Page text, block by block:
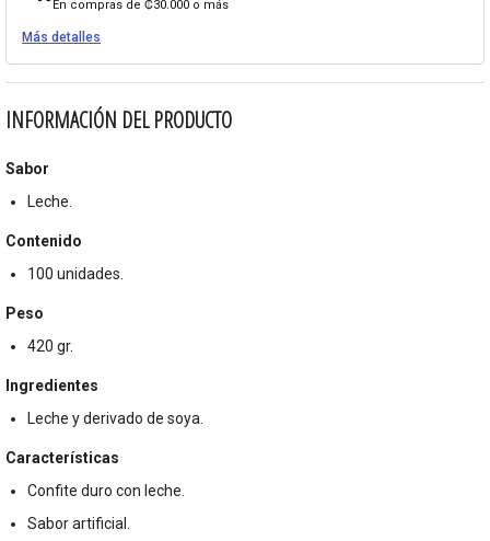
En compras de ₡30.000 o más
Más detalles
INFORMACIÓN DEL PRODUCTO
Sabor
Leche.
Contenido
100 unidades.
Peso
420 gr.
Ingredientes
Leche y derivado de soya.
Características
Confite duro con leche.
Sabor artificial.